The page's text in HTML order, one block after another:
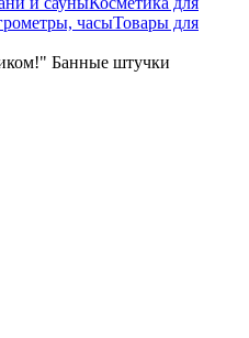
часыТовары для
Банные штучки